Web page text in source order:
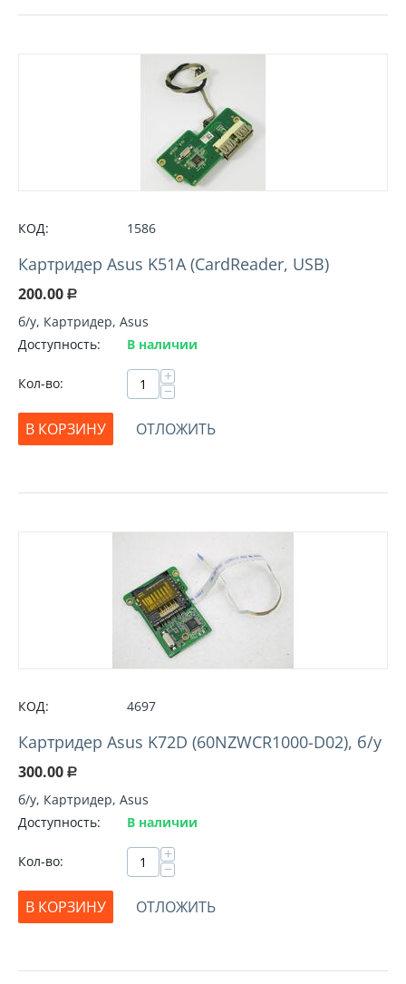
КОД: 1586
Картридер Asus K51A (CardReader, USB)
200.00 Р
б/у, Картридер, Asus
Доступность:
В наличии
Кол-во: +
−
В КОРЗИНУ
ОТЛОЖИТЬ
КОД: 4697
Картридер Asus K72D (60NZWCR1000-D02), б/у
300.00 Р
б/у, Картридер, Asus
Доступность:
В наличии
Кол-во: +
−
В КОРЗИНУ
ОТЛОЖИТЬ